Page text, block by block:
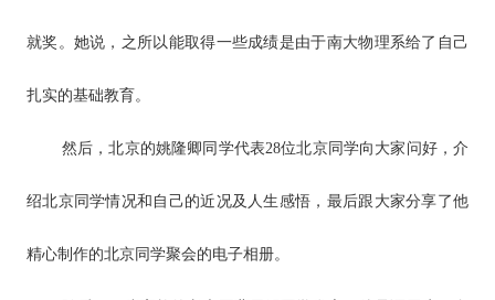
就奖。她说，之所以能取得一些成绩是由于南大物理系给了自己
扎实的基础教育。
然后，北京的姚隆卿同学代表28位北京同学向大家问好，介
绍北京同学情况和自己的近况及人生感悟，最后跟大家分享了他
精心制作的北京同学聚会的电子相册。